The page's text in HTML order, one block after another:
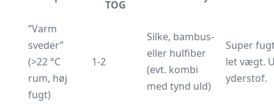
TOG
”Varm
sveder”
(>22 °C
rum, høj
fugt)
1-2
Silke, bambus-
eller hulfiber
(evt. kombi
med tynd uld)
Super
let vægt.
yderstof.